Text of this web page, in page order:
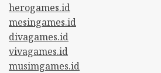
herogames.id
mesingames.id
divagames.id
vivagames.id
musimgames.id